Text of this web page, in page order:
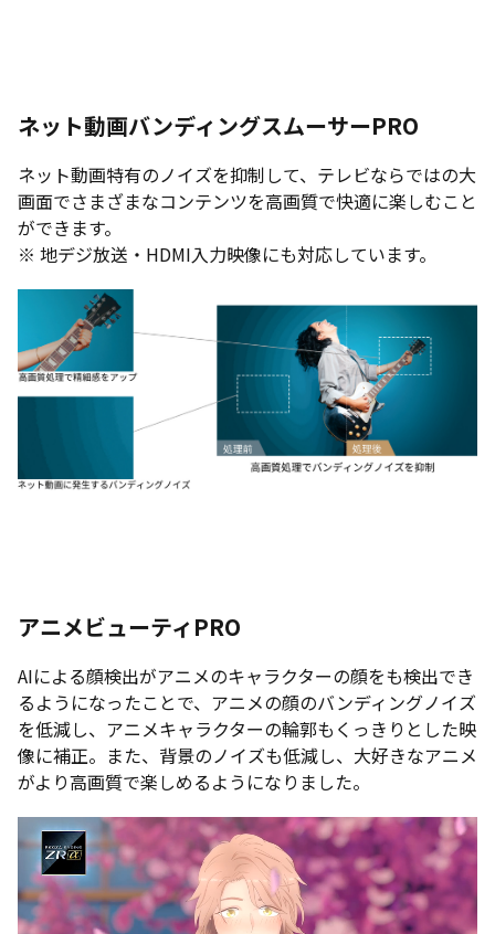
ネット動画バンディングスムーサーPRO
ネット動画特有のノイズを抑制して、テレビならではの大
画面でさまざまなコンテンツを高画質で快適に楽しむこと
ができます。
※ 地デジ放送・HDMI入力映像にも対応しています。
アニメビューティPRO
AIによる顔検出がアニメのキャラクターの顔をも検出でき
るようになったことで、アニメの顔のバンディングノイズ
を低減し、アニメキャラクターの輪郭もくっきりとした映
像に補正。また、背景のノイズも低減し、大好きなアニメ
がより高画質で楽しめるようになりました。